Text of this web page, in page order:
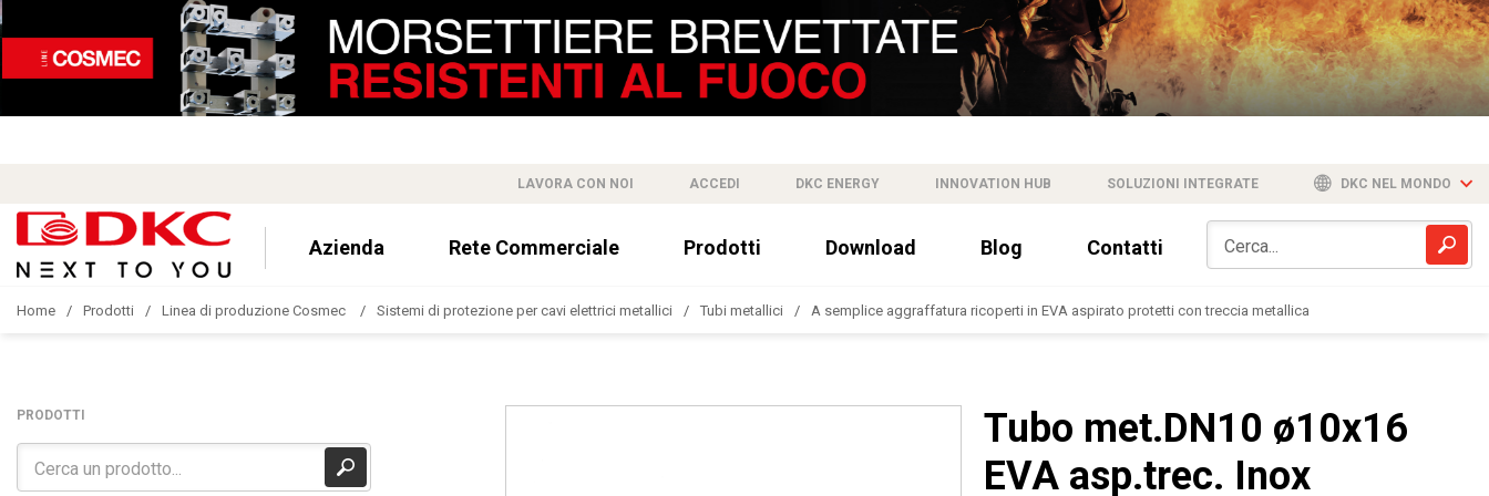
LAVORA CON NOI ACCEDI DKC ENERGY INNOVATION HUB SOLUZIONI INTEGRATE DKC NEL MONDO
Azienda Rete Commerciale Prodotti Download Blog Contatti
Home Prodotti Linea di produzione Cosmec Sistemi di protezione per cavi elettrici metallici Tubi metallici A semplice aggraffatura ricoperti in EVA aspirato protetti con treccia metallica
PRODOTTI
Tubo met.DN10 ø10x16
EVA asp.trec. Inox